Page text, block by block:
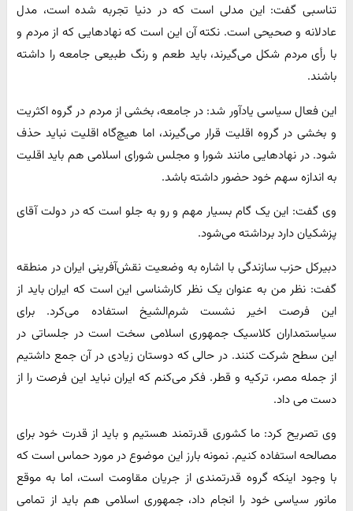
تناسبی گفت: این مدلی است که در دنیا تجربه شده است، مدل
عادلانه و صحیحی است. نکته آن این است که نهادهایی که از مردم و
با رأی مردم شکل می‌گیرند، باید طعم و رنگ طبیعی جامعه را داشته
باشند.
این فعال سیاسی یادآور شد: در جامعه، بخشی از مردم در گروه اکثریت
و بخشی در گروه اقلیت قرار می‌گیرند، اما هیچ‌گاه اقلیت نباید حذف
شود. در نهادهایی مانند شورا و مجلس شورای اسلامی هم باید اقلیت
به اندازه سهم خود حضور داشته باشد.
وی گفت: این یک گام بسیار مهم و رو به جلو است که در دولت آقای
پزشکیان دارد برداشته می‌شود.
دبیرکل حزب سازندگی با اشاره به وضعیت نقش‌آفرینی ایران در منطقه
گفت: نظر من به عنوان یک نظر کارشناسی این است که ایران باید از
این فرصت اخیر نشست شرم‌الشیخ استفاده می‌کرد. برای
سیاستمداران کلاسیک جمهوری اسلامی سخت است در جلساتی در
این سطح شرکت کنند. در حالی که دوستان زیادی در آن جمع داشتیم
از جمله مصر، ترکیه و قطر. فکر می‌کنم که ایران نباید این فرصت را از
دست می داد.
وی تصریح کرد: ما کشوری قدرتمند هستیم و باید از قدرت خود برای
مصالحه استفاده کنیم. نمونه بارز این موضوع در مورد حماس است که
با وجود اینکه گروه قدرتمندی از جریان مقاومت است، اما به موقع
مانور سیاسی خود را انجام داد، جمهوری اسلامی هم باید از تمامی